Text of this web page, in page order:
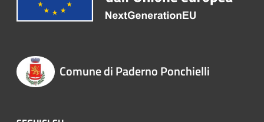
Comune di Paderno Ponchielli